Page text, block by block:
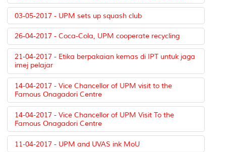
03-05-2017 - UPM sets up squash club
26-04-2017 - Coca-Cola, UPM cooperate recycling
21-04-2017 - Etika berpakaian kemas di IPT untuk jaga
imej pelajar
14-04-2017 - Vice Chancellor of UPM visit to the
Famous Onagadori Centre
14-04-2017 - Vice Chancellor of UPM Visit To the
Famous Onagadori Centre
11-04-2017 - UPM and UVAS ink MoU